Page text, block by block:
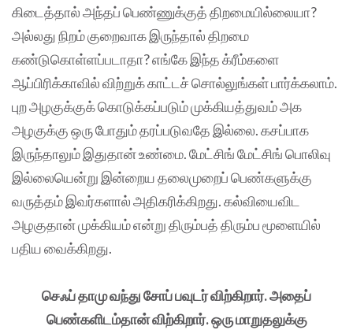
கிடைத்தால் அந்தப் பெண்ணுக்குத் திறமையில்லையா?
அல்லது நிறம் குறைவாக இருந்தால் திறமை
கண்டுகொள்ளப்படாதா? எங்கே இந்த க்ரீம்களை
ஆப்பிரிக்காவில் விற்றுக் காட்டச் சொல்லுங்கள் பார்க்கலாம்.
புற அழகுக்குக் கொடுக்கப்படும் முக்கியத்துவம் அக
அழகுக்கு ஒரு போதும் தரப்படுவதே இல்லை. கசப்பாக
இருந்தாலும் இதுதான் உண்மை. மேட்சிங் மேட்சிங் பொலிவு
இல்லையென்று இன்றைய தலைமுறைப் பெண்களுக்கு
வருத்தம் இவர்களால் அதிகரிக்கிறது. கல்வியைவிட
அழகுதான் முக்கியம் என்று திரும்பத் திரும்ப மூளையில்
பதிய வைக்கிறது.
செஃப் தாமு வந்து சோப் பவுடர் விற்கிறார். அதைப்
பெண்களிடம்தான் விற்கிறார். ஒரு மாறுதலுக்கு